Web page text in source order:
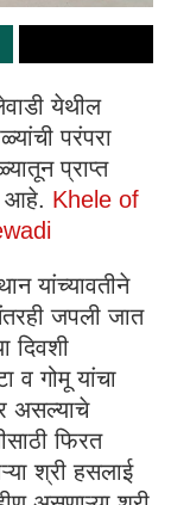
येथील
परंपरा
प्राप्त
आहे. Khele of
यांच्यावतीने
जपली जात
दिवशी
व गोमू यांचा
असल्याचे
फिरत
श्री हसलाई